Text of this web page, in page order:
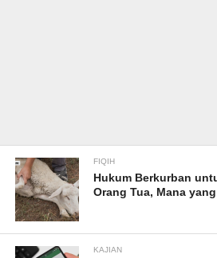
FIQIH
Hukum Berkurban
Orang Tua, Mana
KAJIAN